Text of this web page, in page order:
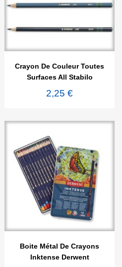
Crayon De Couleur Toutes
Surfaces All Stabilo
2,25 €
 Aperçu rapide
Boite Métal De Crayons
Inktense Derwent